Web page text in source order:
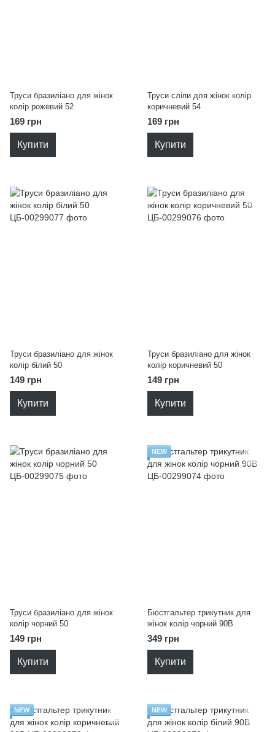
Труси бразиліано для жінок
колір рожевий 52
169 грн
Купити
Труси сліпи для жінок колір
коричневий 54
169 грн
Купити
Труси бразиліано для жінок
колір білий 50
149 грн
Купити
Труси бразиліано для жінок
колір коричневий 50
149 грн
Купити
Труси бразиліано для жінок
колір чорний 50
149 грн
Купити
NEW
Бюстгальтер трикутник для
жінок колір чорний 90B
349 грн
Купити
NEW NEW